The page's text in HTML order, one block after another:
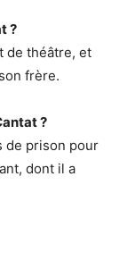
?
de théâtre, et
frère.
?
de prison pour
dont il a